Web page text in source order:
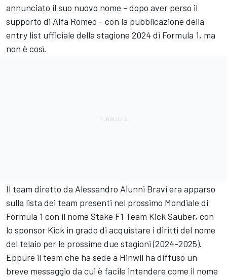
annunciato il suo nuovo nome - dopo aver perso il
supporto di Alfa Romeo - con la pubblicazione della
entry list ufficiale della stagione 2024 di Formula 1, ma
non è così.
Il team diretto da Alessandro Alunni Bravi era apparso
sulla lista dei team presenti nel prossimo Mondiale di
Formula 1 con il nome Stake F1 Team Kick Sauber, con
lo sponsor Kick in grado di acquistare i diritti del nome
del telaio per le prossime due stagioni (2024-2025).
Eppure il team che ha sede a Hinwil ha diffuso un
breve messaggio da cui è facile intendere come il nome